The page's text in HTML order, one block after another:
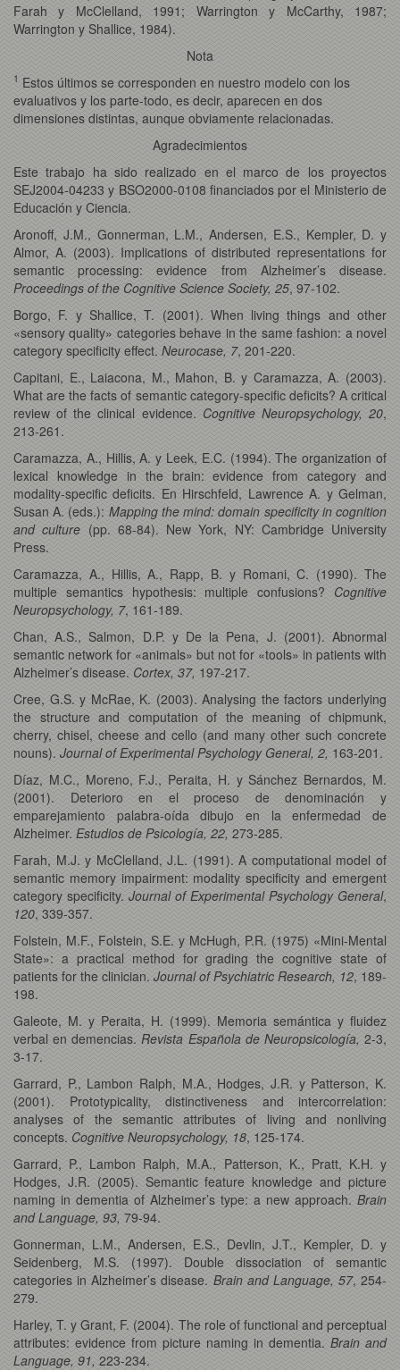
Farah y McClelland, 1991; Warrington y McCarthy, 1987;
Warrington y Shallice, 1984).
Nota
1 Estos últimos se corresponden en nuestro modelo con los
evaluativos y los parte-todo, es decir, aparecen en dos
dimensiones distintas, aunque obviamente relacionadas.
Agradecimientos
Este trabajo ha sido realizado en el marco de los proyectos
SEJ2004-04233 y BSO2000-0108 financiados por el Ministerio de
Educación y Ciencia.
Aronoff, J.M., Gonnerman, L.M., Andersen, E.S., Kempler, D. y
Almor, A. (2003). Implications of distributed representations for
semantic processing: evidence from Alzheimer’s disease.
Proceedings of the Cognitive Science Society, 25, 97-102.
Borgo, F. y Shallice, T. (2001). When living things and other
«sensory quality» categories behave in the same fashion: a novel
category specificity effect. Neurocase, 7, 201-220.
Capitani, E., Laiacona, M., Mahon, B. y Caramazza, A. (2003).
What are the facts of semantic category-specific deficits? A critical
review of the clinical evidence. Cognitive Neuropsychology, 20,
213-261.
Caramazza, A., Hillis, A. y Leek, E.C. (1994). The organization of
lexical knowledge in the brain: evidence from category and
modality-specific deficits. En Hirschfeld, Lawrence A. y Gelman,
Susan A. (eds.): Mapping the mind: domain specificity in cognition
and culture (pp. 68-84). New York, NY: Cambridge University
Press.
Caramazza, A., Hillis, A., Rapp, B. y Romani, C. (1990). The
multiple semantics hypothesis: multiple confusions? Cognitive
Neuropsychology, 7, 161-189.
Chan, A.S., Salmon, D.P. y De la Pena, J. (2001). Abnormal
semantic network for «animals» but not for «tools» in patients with
Alzheimer’s disease. Cortex, 37, 197-217.
Cree, G.S. y McRae, K. (2003). Analysing the factors underlying
the structure and computation of the meaning of chipmunk,
cherry, chisel, cheese and cello (and many other such concrete
nouns). Journal of Experimental Psychology General, 2, 163-201.
Díaz, M.C., Moreno, F.J., Peraita, H. y Sánchez Bernardos, M.
(2001). Deterioro en el proceso de denominación y
emparejamiento palabra-oída dibujo en la enfermedad de
Alzheimer. Estudios de Psicología, 22, 273-285.
Farah, M.J. y McClelland, J.L. (1991). A computational model of
semantic memory impairment: modality specificity and emergent
category specificity. Journal of Experimental Psychology General,
120, 339-357.
Folstein, M.F., Folstein, S.E. y McHugh, P.R. (1975) «Mini-Mental
State»: a practical method for grading the cognitive state of
patients for the clinician. Journal of Psychiatric Research, 12, 189-
198.
Galeote, M. y Peraita, H. (1999). Memoria semántica y fluidez
verbal en demencias.Revista Española de Neuropsicología, 2-3,
3-17.
Garrard, P., Lambon Ralph, M.A., Hodges, J.R. y Patterson, K.
(2001). Prototypicality, distinctiveness and intercorrelation:
analyses of the semantic attributes of living and nonliving
concepts. Cognitive Neuropsychology, 18, 125-174.
Garrard, P., Lambon Ralph, M.A., Patterson, K., Pratt, K.H. y
Hodges, J.R. (2005). Semantic feature knowledge and picture
naming in dementia of Alzheimer’s type: a new approach. Brain
and Language, 93, 79-94.
Gonnerman, L.M., Andersen, E.S., Devlin, J.T., Kempler, D. y
Seidenberg, M.S. (1997). Double dissociation of semantic
categories in Alzheimer’s disease. Brain and Language, 57, 254-
279.
Harley, T. y Grant, F. (2004). The role of functional and perceptual
attributes: evidence from picture naming in dementia. Brain and
Language, 91, 223-234.